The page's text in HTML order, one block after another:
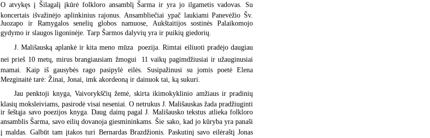
O atvykęs į Šilagalį įkūrė folkloro ansamblį Šarma ir yra jo ilgametis vadovas. Su
koncertais išvažinėjo aplinkinius rajonus. Ansambliečiai ypač laukiami Panevėžio Šv.
Juozapo ir Ramygalos senelių globos namuose, Aukštaitijos sostinės Palaikomojo
gydymo ir slaugos ligoninėje. Tarp Šarmos dalyvių yra ir puikių giedorių.
J. Mališauską aplankė ir kita meno mūza  poezija. Rimtai eiliuoti pradėjo daugiau
nei prieš 10 metų, mirus brangiausiam žmogui  11 vaikų pagimdžiusiai ir užauginusiai
mamai. Kaip iš gausybės rago pasipylė eilės. Susipažinusi su jomis poetė Elena
Mezginaitė tarė: Žinai, Jonai, imk akordeoną ir dainuok tai, ką sukuri.
Jau penktoji knyga, Vaivorykščių žemė, skirta ikimokyklinio amžiaus ir pradinių
klasių moksleiviams, pasirodė visai neseniai. O netrukus J. Mališauskas žada pradžiuginti
ir šeštąja savo poezijos knyga. Daug dainų pagal J. Mališausko tekstus atlieka folkloro
ansamblis Šarma, savo eilių dovanoja giesmininkams. Šie sako, kad jo kūryba yra panaši
į maldas. Galbūt tam įtakos turi Bernardas Brazdžionis. Paskutinį savo eilėraštį Jonas